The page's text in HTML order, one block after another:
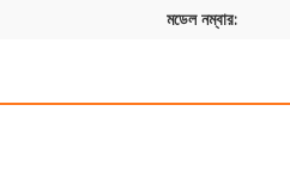
মডেল নম্বার: